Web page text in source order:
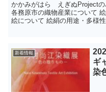
かかみがはら えぎぬProjectの
各務原市の織物産業について
絵について 絵絹の用途・多様
新着情報
ギ
染